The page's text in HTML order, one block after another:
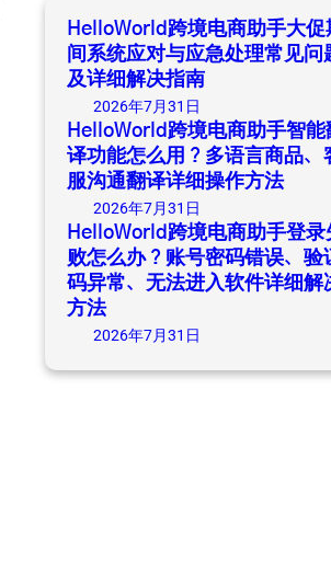
h
HelloWorld跨境电商助手大促
间系统应对与应急处理常见问
及详细解决指南
2026年7月31日
HelloWorld跨境电商助手智能
译功能怎么用？多语言商品、
服沟通翻译详细操作方法
2026年7月31日
HelloWorld跨境电商助手登录
败怎么办？账号密码错误、验
码异常、无法进入软件详细解
方法
2026年7月31日